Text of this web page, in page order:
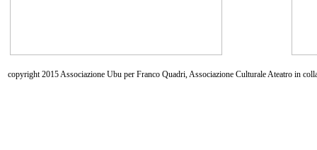
copyright 2015 Associazione Ubu per Franco Quadri, Associazione Culturale Ateatro in